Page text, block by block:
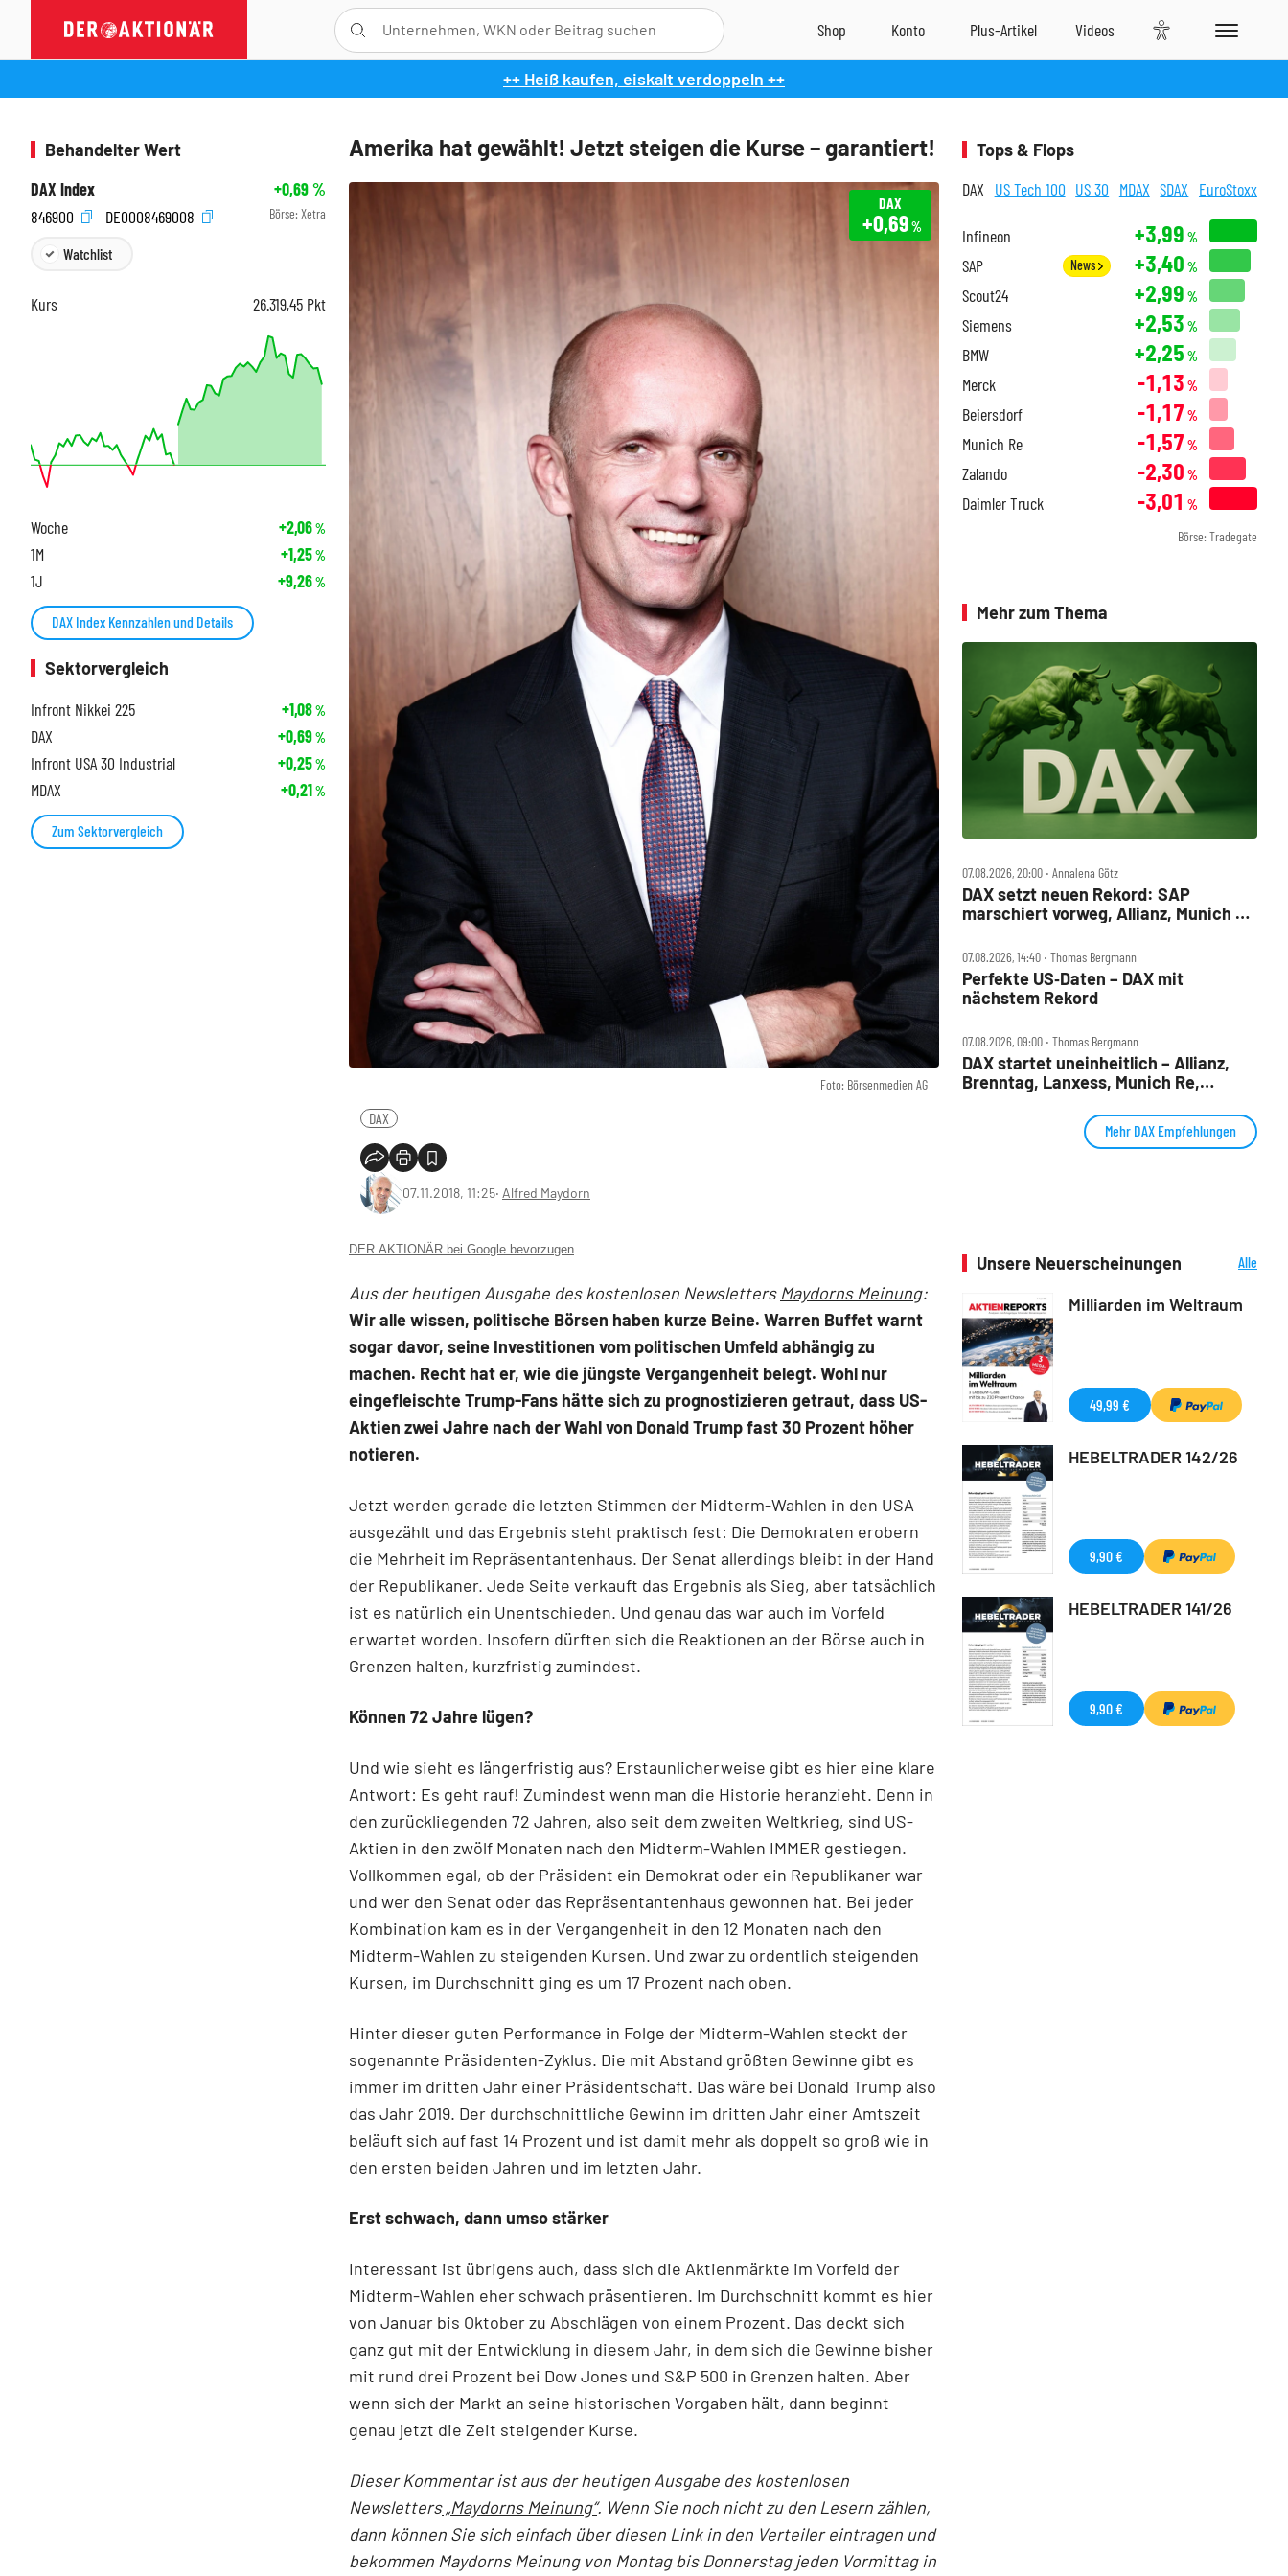
++ Heiß kaufen, eiskalt verdoppeln ++
Amerika hat gewählt! Jetzt steigen die Kurse – garantiert!
Foto: Börsenmedien AG
DAX
+0,69%
DAX
07.11.2018, 11:25‧ Alfred Maydorn
DER AKTIONÄR bei Google bevorzugen
Aus der heutigen Ausgabe des kostenlosen Newsletters Maydorns Meinung:
Wir alle wissen, politische Börsen haben kurze Beine. Warren Buffet warnt
sogar davor, seine Investitionen vom politischen Umfeld abhängig zu
machen. Recht hat er, wie die jüngste Vergangenheit belegt. Wohl nur
eingefleischte Trump-Fans hätte sich zu prognostizieren getraut, dass US-
Aktien zwei Jahre nach der Wahl von Donald Trump fast 30 Prozent höher
notieren.
Jetzt werden gerade die letzten Stimmen der Midterm-Wahlen in den USA
ausgezählt und das Ergebnis steht praktisch fest: Die Demokraten erobern
die Mehrheit im Repräsentantenhaus. Der Senat allerdings bleibt in der Hand
der Republikaner. Jede Seite verkauft das Ergebnis als Sieg, aber tatsächlich
ist es natürlich ein Unentschieden. Und genau das war auch im Vorfeld
erwartet worden. Insofern dürften sich die Reaktionen an der Börse auch in
Grenzen halten, kurzfristig zumindest.
Können 72 Jahre lügen?
Und wie sieht es längerfristig aus? Erstaunlicherweise gibt es hier eine klare
Antwort: Es geht rauf! Zumindest wenn man die Historie heranzieht. Denn in
den zurückliegenden 72 Jahren, also seit dem zweiten Weltkrieg, sind US-
Aktien in den zwölf Monaten nach den Midterm-Wahlen IMMER gestiegen.
Vollkommen egal, ob der Präsident ein Demokrat oder ein Republikaner war
und wer den Senat oder das Repräsentantenhaus gewonnen hat. Bei jeder
Kombination kam es in der Vergangenheit in den 12 Monaten nach den
Midterm-Wahlen zu steigenden Kursen. Und zwar zu ordentlich steigenden
Kursen, im Durchschnitt ging es um 17 Prozent nach oben.
Hinter dieser guten Performance in Folge der Midterm-Wahlen steckt der
sogenannte Präsidenten-Zyklus. Die mit Abstand größten Gewinne gibt es
immer im dritten Jahr einer Präsidentschaft. Das wäre bei Donald Trump also
das Jahr 2019. Der durchschnittliche Gewinn im dritten Jahr einer Amtszeit
beläuft sich auf fast 14 Prozent und ist damit mehr als doppelt so groß wie in
den ersten beiden Jahren und im letzten Jahr.
Erst schwach, dann umso stärker
Interessant ist übrigens auch, dass sich die Aktienmärkte im Vorfeld der
Midterm-Wahlen eher schwach präsentieren. Im Durchschnitt kommt es hier
von Januar bis Oktober zu Abschlägen von einem Prozent. Das deckt sich
ganz gut mit der Entwicklung in diesem Jahr, in dem sich die Gewinne bisher
mit rund drei Prozent bei Dow Jones und S&P 500 in Grenzen halten. Aber
wenn sich der Markt an seine historischen Vorgaben hält, dann beginnt
genau jetzt die Zeit steigender Kurse.
Dieser Kommentar ist aus der heutigen Ausgabe des kostenlosen
Newsletters„Maydorns Meinung“. Wenn Sie noch nicht zu den Lesern zählen,
dann können Sie sich einfach überdiesen Linkin den Verteiler eintragen und
bekommen Maydorns Meinung von Montag bis Donnerstag jeden Vormittag in
Behandelter Wert
DAX Index
+0,69%
846900
DE0008469008 Börse: Xetra
Watchlist
Kurs 26.319,45 Pkt
Woche +2,06%
1M +1,25%
1J +9,26%
DAX Index Kennzahlen und Details
Sektorvergleich
Infront Nikkei 225
+1,08%
DAX +0,69%
Infront USA 30 Industrial +0,25%
MDAX +0,21%
Zum Sektorvergleich
Tops & Flops
DAX US Tech 100 US 30 MDAX SDAX EuroStoxx
Infineon +3,99 %
SAP News +3,40 %
Scout24 +2,99 %
Siemens +2,53 %
BMW +2,25 %
Merck -1,13 %
Beiersdorf -1,17 %
Munich Re -1,57 %
Zalando -2,30 %
Daimler Truck -3,01 %
Börse: Tradegate
Mehr zum Thema
07.08.2026, 20:00 ‧ Annalena Götz
DAX setzt neuen Rekord: SAP
marschiert vorweg, Allianz, Munich Re
07.08.2026, 14:40 ‧ Thomas Bergmann
Perfekte US‑Daten – DAX mit
nächstem Rekord
07.08.2026, 09:00 ‧ Thomas Bergmann
DAX startet uneinheitlich – Allianz,
Brenntag, Lanxess, Munich Re,
Mehr DAX Empfehlungen
Unsere Neuerscheinungen
Alle
Milliarden im Weltraum
49,99 €
HEBELTRADER 142/26
9,90 €
HEBELTRADER 141/26
9,90 €